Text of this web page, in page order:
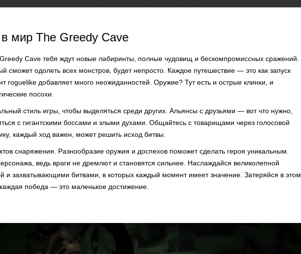
мир The Greedy Cave
Cave тебя ждут новые лабиринты, полные чудовищ и бескомпромиссных сражений.
сможет одолеть всех монстров, будет непросто. Каждое путешествие — это как запуск
roguelike добавляет много неожиданностей. Оружие? Тут есть и острые клинки, и
посохи.
стиль игры, чтобы выделяться среди других. Альянсы с друзьями — вот что нужно,
с гигантскими боссами и злыми духами. Общайтесь с товарищами через голосовой
каждый ход важен, может решить исход битвы.
снаряжения. Разнообразие оружия и доспехов поможет сделать героя уникальным.
ведь враги не дремлют и становятся сильнее. Наслаждайся великолепной
и захватывающими битвами, в которых каждый момент имеет значение. Затеряйся в этом
победа — это маленькое достижение.